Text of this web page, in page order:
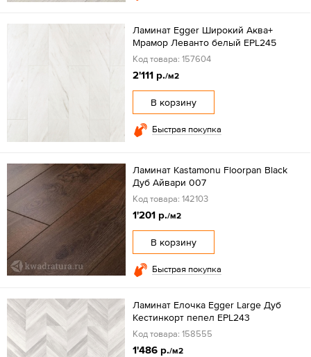
Ламинат Egger Широкий Аква+
Мрамор Леванто белый EPL245
Код товара: 157604
2'111 р./м2
В корзину
Быстрая покупка
Ламинат Kastamonu Floorpan Black
Дуб Айвари 007
Код товара: 142103
1'201 р./м2
В корзину
Быстрая покупка
Ламинат Елочка Egger Large Дуб
Кестинкорт пепел EPL243
Код товара: 158555
1'486 р./м2